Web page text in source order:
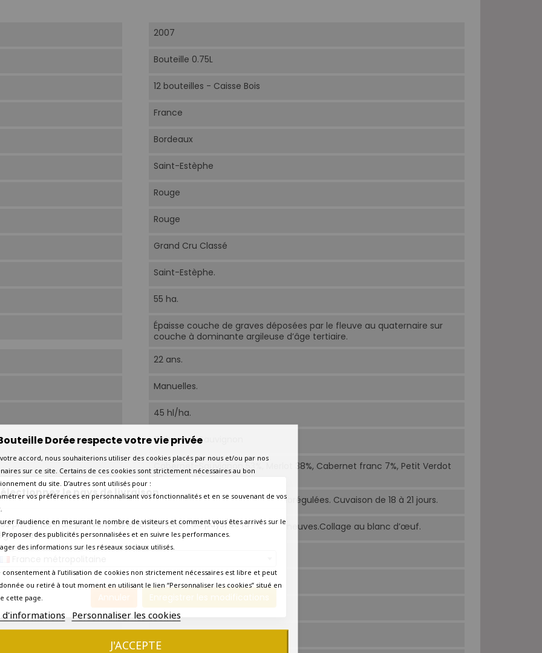
le pays de livraison
prix et les frais peuvent varier en fonction du pays/de la
de livraison.
Annuler Enregistrer les modifications
2007
Bouteille 0.75L
12 bouteilles - Caisse Bois
France
Bordeaux
Saint-Estèphe
Rouge
Rouge
Grand Cru Classé
Saint-Estèphe.
55 ha.
Épaisse couche de graves déposées par le fleuve au quaternaire sur
couche à dominante argileuse d’âge tertiaire.
22 ans.
Manuelles.
45 hl/ha.
Cabernet-Sauvignon
Cabernet-Sauvignon 53%, Merlot 38%, Cabernet franc 7%, Petit Verdot
2%.
Cuves tronconiques inox thermorégulées. Cuvaison de 18 à 21 jours.
18 à 20 mois, 100% de barriques neuves.Collage au blanc d’œuf.
16°C-18°C.
Aujourd'hui
2028
Amateur de grands crus
Dorée respecte votre vie privée
accord, nous souhaiterions utiliser des cookies placés par nous et/ou par nos
sur ce site. Certains de ces cookies sont strictement nécessaires au bon
du site. D’autres sont utilisés pour :
vos préférences en personnalisant vos fonctionnalités et en se souvenant de vos
l’audience en mesurant le nombre de visiteurs et comment vous êtes arrivés sur le
Proposer des publicités personnalisées et en suivre les performances.
des informations sur les réseaux sociaux utilisés.
consentement à l’utilisation de cookies non strictement nécessaires est libre et peut
ou retiré à tout moment en utilisant le lien “Personnaliser les cookies” situé en
cette page.
d'informations Personnaliser les cookies
J'ACCEPTE